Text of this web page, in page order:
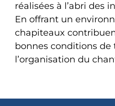
réalisées à l’abri des
En offrant un
chapiteaux
bonnes conditions de
l’organisation du